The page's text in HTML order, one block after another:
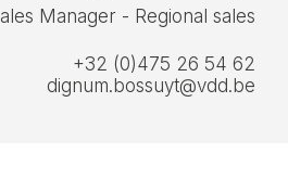
Manager - Regional sales
+32 (0)475 26 54 62
dignum.bossuyt@vdd.be